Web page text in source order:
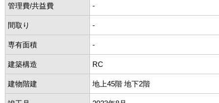
管理費/共益費 -
間取り -
専有面積 -
建築構造 RC
建物階建 地上45階 地下2階